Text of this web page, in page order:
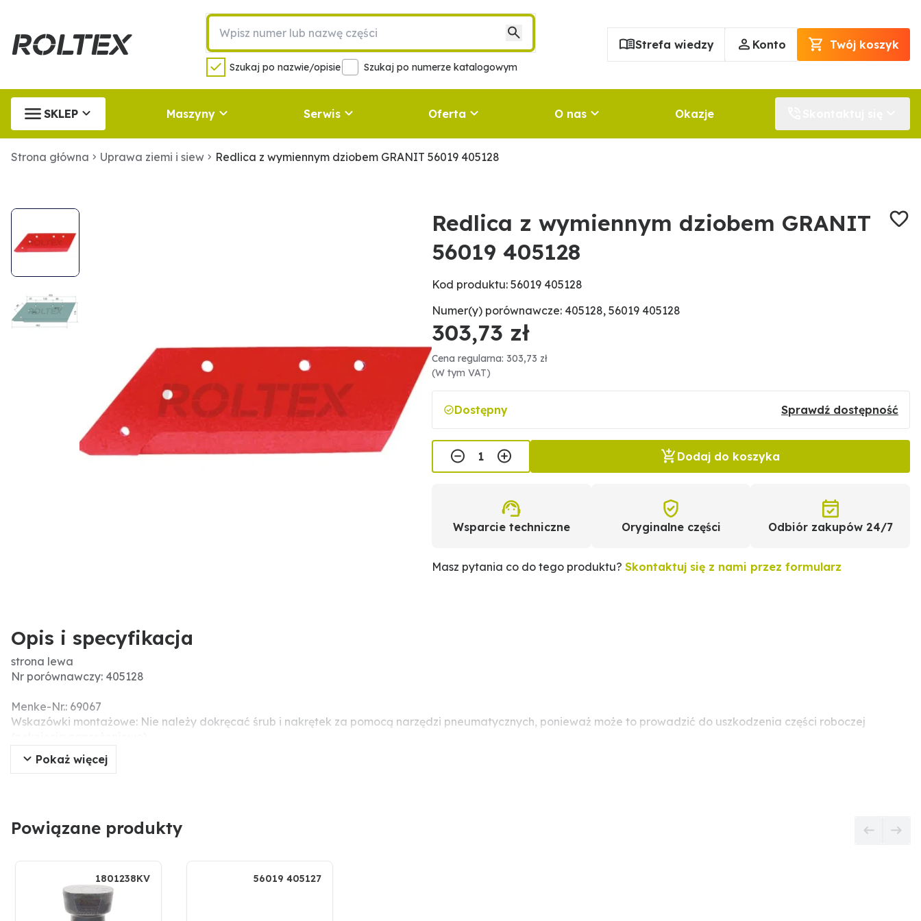
Szukaj po nazwie/opisie Szukaj po numerze katalogowym
Strefa wiedzy Konto Twój koszyk
SKLEP Maszyny Serwis Oferta O nas Okazje
Strona główna Uprawa ziemi i siew Redlica z wymiennym dziobem GRANIT 56019 405128
Redlica z wymiennym dziobem GRANIT
56019 405128
Kod produktu: 56019 405128
Numer(y) porównawcze: 405128, 56019 405128
303,73 zł
Cena regularna: 303,73 zł
(W tym VAT)
Dostępny Sprawdź dostępność
Dodaj do koszyka
Wsparcie techniczne Oryginalne części Odbiór zakupów 24/7
Masz pytania co do tego produktu?Skontaktuj się z nami przez formularz
Opis i specyfikacja
strona lewa
Nr porównawczy: 405128
Menke-Nr.: 69067
Wskazówki montażowe: Nie należy dokręcać śrub i nakrętek za pomocą narzędzi pneumatycznych, ponieważ może to prowadzić do uszkodzenia części roboczej
Pasujące śruby: 3 x 1801238KV
Pokaż więcej
Powiązane produkty
1801238KV 56019 405127